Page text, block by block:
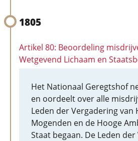
1805
Artikel 80: Beoordeling
Wetgevend Lichaam en
Het Nationaal Geregtshof
en oordeelt over alle
Leden der Vergadering van
Mogenden en de Hooge
Staat begaan. De Leden